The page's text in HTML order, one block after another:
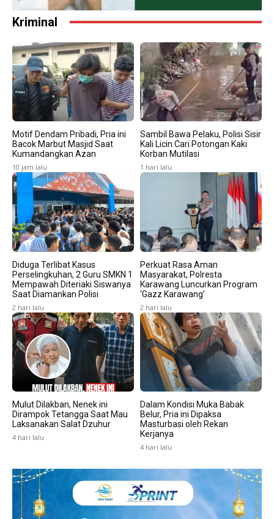
Kriminal
Motif Dendam Pribadi, Pria ini
Bacok Marbut Masjid Saat
Kumandangkan Azan
10 jam lalu
Sambil Bawa Pelaku, Polisi Sisir
Kali Licin Cari Potongan Kaki
Korban Mutilasi
1 hari lalu
Diduga Terlibat Kasus
Perselingkuhan, 2 Guru SMKN 1
Mempawah Diteriaki Siswanya
Saat Diamankan Polisi
2 hari lalu
Perkuat Rasa Aman
Masyarakat, Polresta
Karawang Luncurkan Program
‘Gazz Karawang’
2 hari lalu
Mulut Dilakban, Nenek ini
Dirampok Tetangga Saat Mau
Laksanakan Salat Dzuhur
4 hari lalu
Dalam Kondisi Muka Babak
Belur, Pria ini Dipaksa
Masturbasi oleh Rekan
Kerjanya
4 hari lalu